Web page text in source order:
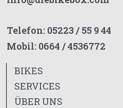
Telefon: 05223 / 55 9 44
Mobil: 0664 / 4536772
BIKES
SERVICES
ÜBER UNS